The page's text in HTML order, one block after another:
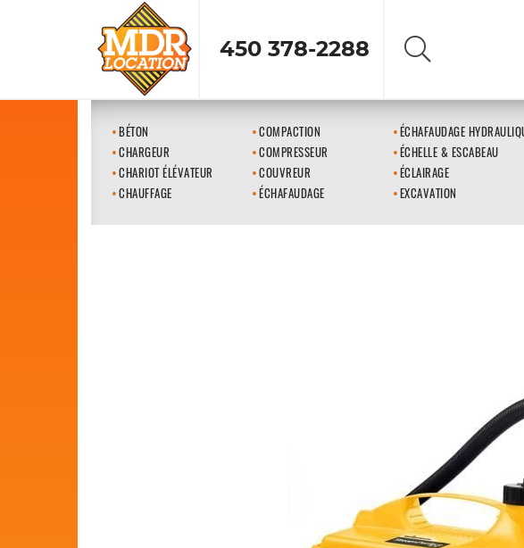
450 378-2288
BÉTON
CHARGEUR
CHARIOT ÉLÉVATEUR
CHAUFFAGE
COMPACTION
COMPRESSEUR
COUVREUR
ÉCHAFAUDAGE
ÉCHAFAUDAGE
ÉCHELLE & ESCABEAU
ÉCLAIRAGE
EXCAVATION